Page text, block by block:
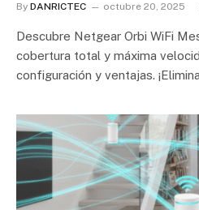
By DANRICTEC octubre 20, 2025
Descubre Netgear Orbi WiFi
cobertura total y máxima
configuración y ventajas.